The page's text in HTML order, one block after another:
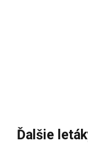
Ďalšie